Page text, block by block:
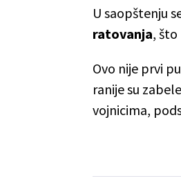
U saopštenju
ratovanja,
Ovo nije prvi
ranije su
vojnicima,